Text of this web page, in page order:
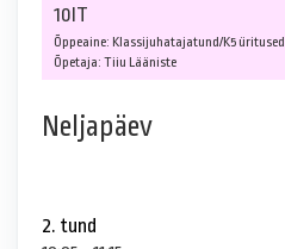
10IT
Õppeaine: Klassijuhatajatund/K5 üritused
Õpetaja: Tiiu Lääniste
Neljapäev
2. tund